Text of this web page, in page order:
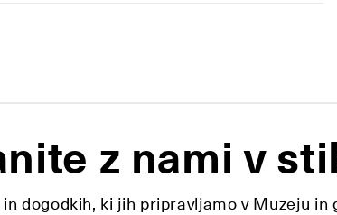
z nami v
dogodkih, ki jih pripravljamo v Muzeju